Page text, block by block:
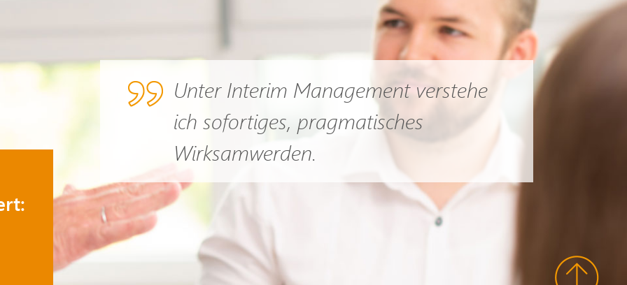
Unter Interim Management verstehe
ich sofortiges, pragmatisches
Wirksamwerden.